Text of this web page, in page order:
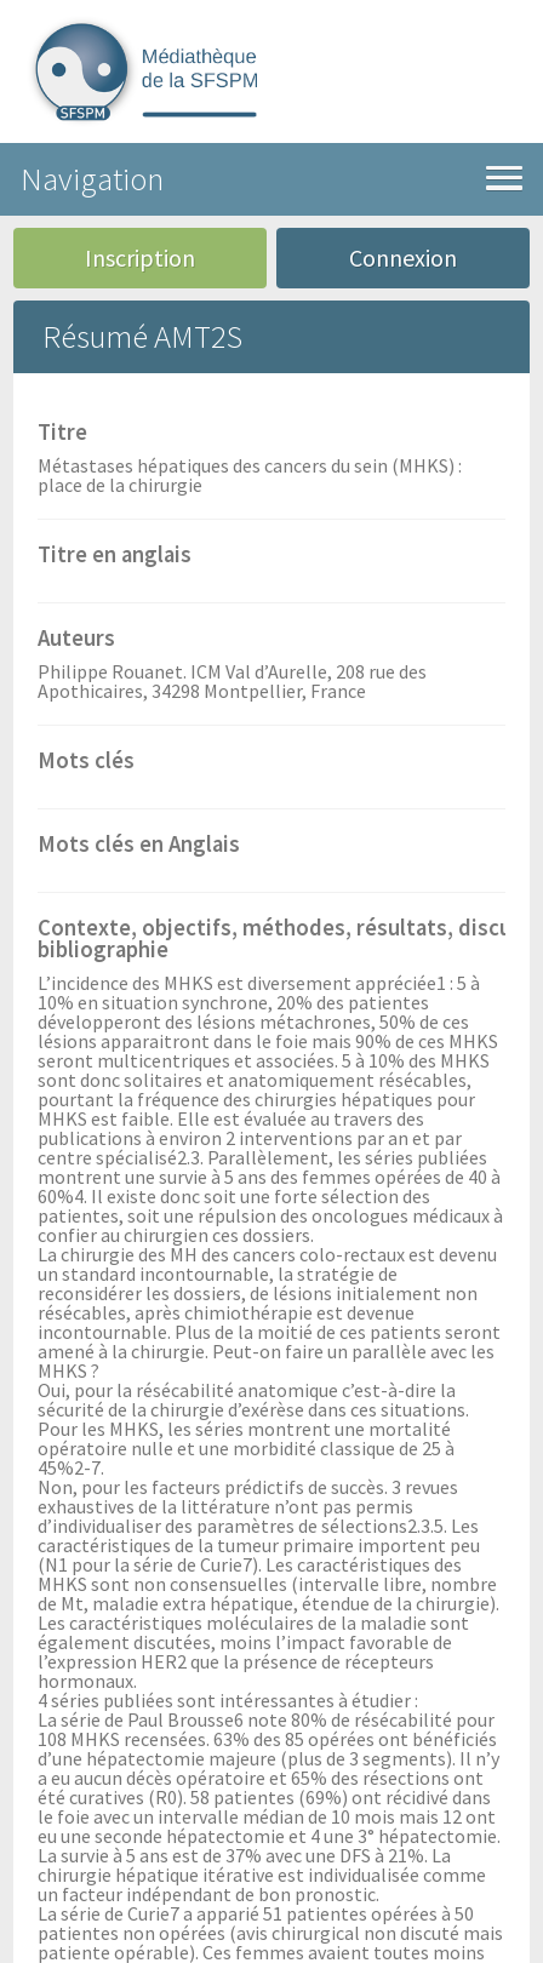
Navigation
Inscription Connexion
Résumé AMT2S
Titre
Métastases hépatiques des cancers du sein (MHKS) :
place de la chirurgie
Titre en anglais
Auteurs
Philippe Rouanet. ICM Val d’Aurelle, 208 rue des
Apothicaires, 34298 Montpellier, France
Mots clés
Mots clés en Anglais
Contexte, objectifs, méthodes, résultats,
bibliographie
L’incidence des MHKS est diversement appréciée1 : 5 à
10% en situation synchrone, 20% des patientes
développeront des lésions métachrones, 50% de ces
lésions apparaitront dans le foie mais 90% de ces MHKS
seront multicentriques et associées. 5 à 10% des MHKS
sont donc solitaires et anatomiquement résécables,
pourtant la fréquence des chirurgies hépatiques pour
MHKS est faible. Elle est évaluée au travers des
publications à environ 2 interventions par an et par
centre spécialisé2.3. Parallèlement, les séries publiées
montrent une survie à 5 ans des femmes opérées de 40 à
60%4. Il existe donc soit une forte sélection des
patientes, soit une répulsion des oncologues médicaux à
confier au chirurgien ces dossiers.
La chirurgie des MH des cancers colo-rectaux est devenu
un standard incontournable, la stratégie de
reconsidérer les dossiers, de lésions initialement non
résécables, après chimiothérapie est devenue
incontournable. Plus de la moitié de ces patients seront
amené à la chirurgie. Peut-on faire un parallèle avec les
MHKS ?
Oui, pour la résécabilité anatomique c’est-à-dire la
sécurité de la chirurgie d’exérèse dans ces situations.
Pour les MHKS, les séries montrent une mortalité
opératoire nulle et une morbidité classique de 25 à
45%2-7.
Non, pour les facteurs prédictifs de succès. 3 revues
exhaustives de la littérature n’ont pas permis
d’individualiser des paramètres de sélections2.3.5. Les
caractéristiques de la tumeur primaire importent peu
(N1 pour la série de Curie7). Les caractéristiques des
MHKS sont non consensuelles (intervalle libre, nombre
de Mt, maladie extra hépatique, étendue de la chirurgie).
Les caractéristiques moléculaires de la maladie sont
également discutées, moins l’impact favorable de
l’expression HER2 que la présence de récepteurs
hormonaux.
4 séries publiées sont intéressantes à étudier :
La série de Paul Brousse6 note 80% de résécabilité pour
108 MHKS recensées. 63% des 85 opérées ont bénéficiés
d’une hépatectomie majeure (plus de 3 segments). Il n’y
a eu aucun décès opératoire et 65% des résections ont
été curatives (R0). 58 patientes (69%) ont récidivé dans
le foie avec un intervalle médian de 10 mois mais 12 ont
eu une seconde hépatectomie et 4 une 3° hépatectomie.
La survie à 5 ans est de 37% avec une DFS à 21%. La
chirurgie hépatique itérative est individualisée comme
un facteur indépendant de bon pronostic.
La série de Curie7 a apparié 51 patientes opérées à 50
patientes non opérées (avis chirurgical non discuté mais
patiente opérable). Ces femmes avaient toutes moins